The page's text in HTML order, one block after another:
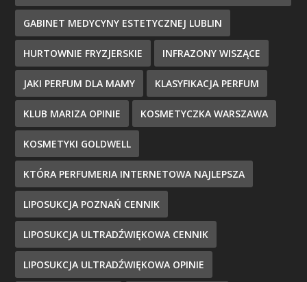
GABINET MEDYCYNY ESTETYCZNEJ LUBLIN
HURTOWNIE FRYZJERSKIE INFRAZONY WISZĄCE
JAKI PERFUM DLA MAMY KLASYFIKACJA PERFUM
KLUB MARIZA OPINIE KOSMETYCZKA WARSZAWA
KOSMETYKI GOLDWELL
KTÓRA PERFUMERIA INTERNETOWA NAJLEPSZA
LIPOSUKCJA POZNAŃ CENNIK
LIPOSUKCJA ULTRADŹWIĘKOWA CENNIK
LIPOSUKCJA ULTRADŹWIĘKOWA OPINIE